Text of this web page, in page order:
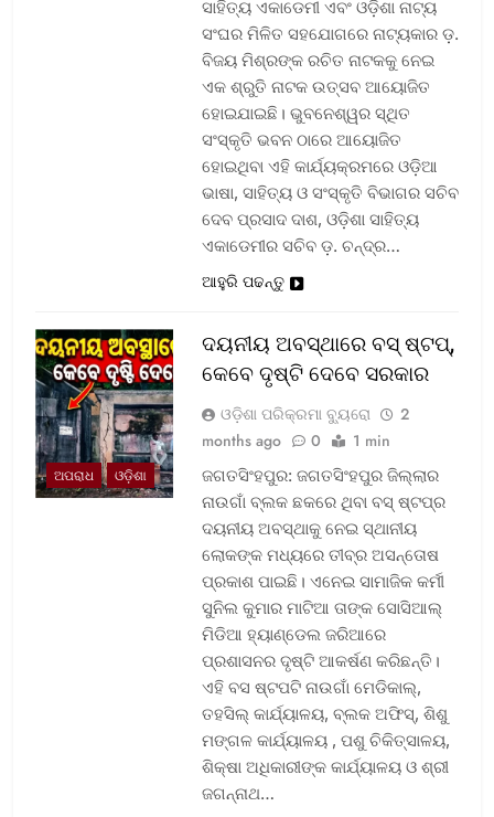
ସାହିତ୍ୟ ଏକାଡେମୀ ଏବଂ ଓଡ଼ିଶା ନାଟ୍ୟ
ସଂଘର ମିଳିତ ସହଯୋଗରେ ନାଟ୍ୟକାର ଡ଼.
ବିଜୟ ମିଶ୍ରଙ୍କ ରଚିତ ନାଟକକୁ ନେଇ
ଏକ ଶ୍ରୁତି ନାଟକ ଉତ୍ସବ ଆୟୋଜିତ
ହୋଇଯାଇଛି। ଭୁବନେଶ୍ୱର ସ୍ଥିତ
ସଂସ୍କୃତି ଭବନ ଠାରେ ଆୟୋଜିତ
ହୋଇଥିବା ଏହି କାର୍ଯ୍ୟକ୍ରମରେ ଓଡ଼ିଆ
ଭାଷା, ସାହିତ୍ୟ ଓ ସଂସ୍କୃତି ବିଭାଗର ସଚିବ
ଦେବ ପ୍ରସାଦ ଦାଶ, ଓଡ଼ିଶା ସାହିତ୍ୟ
ଏକାଡେମୀର ସଚିବ ଡ଼. ଚନ୍ଦ୍ର…
ଆହୁରି ପଢନ୍ତୁ
ଅପରାଧ ଓଡ଼ିଶା
ଦୟନୀୟ ଅବସ୍ଥାରେ ବସ୍‌ ଷ୍ଟପ୍‌,
କେବେ ଦୃଷ୍ଟି ଦେବେ ସରକାର
ଓଡ଼ିଶା ପରିକ୍ରମା ବ୍ୟୁରୋ
2
months ago
0 1 min
ଜଗତସିଂହପୁର: ଜଗତସିଂହପୁର ଜିଲ୍ଲାର
ନାଉଗାଁ ବ୍ଲକ ଛକରେ ଥିବା ବସ୍‌ ଷ୍ଟପ୍‌ର
ଦୟନୀୟ ଅବସ୍ଥାକୁ ନେଇ ସ୍ଥାନୀୟ
ଲୋକଙ୍କ ମଧ୍ୟରେ ତୀବ୍ର ଅସନ୍ତୋଷ
ପ୍ରକାଶ ପାଇଛି। ଏନେଇ ସାମାଜିକ କର୍ମୀ
ସୁନିଲ କୁମାର ମାଟିଆ ତାଙ୍କ ସୋସିଆଲ୍‌
ମିଡିଆ ହ୍ୟାଣ୍ଡେଲ ଜରିଆରେ
ପ୍ରଶାସନର ଦୃଷ୍ଟି ଆକର୍ଷଣ କରିଛନ୍ତି।
ଏହି ବସ ଷ୍ଟପଟି ନାଉଗାଁ ମେଡିକାଲ୍‌,
ତହସିଲ୍‌ କାର୍ଯ୍ୟାଳୟ, ବ୍ଲକ ଅଫିସ୍‌, ଶିଶୁ
ମଙ୍ଗଳ କାର୍ଯ୍ୟାଳୟ , ପଶୁ ଚିକିତ୍ସାଳୟ,
ଶିକ୍ଷା ଅଧିକାରୀଙ୍କ କାର୍ଯ୍ୟାଳୟ ଓ ଶ୍ରୀ
ଜଗନ୍ନାଥ…